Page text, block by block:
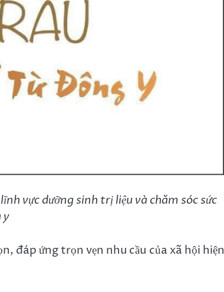
vực dưỡng sinh trị liệu và chăm sóc sức
y
đáp ứng trọn vẹn nhu cầu của xã hội hiện